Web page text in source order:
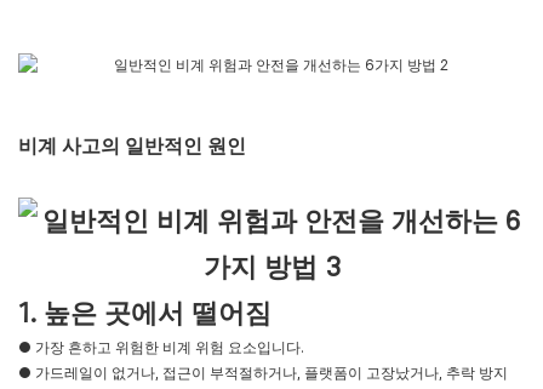
비계 사고의 일반적인 원인
1. 높은 곳에서 떨어짐
● 가장 흔하고 위험한 비계 위험 요소입니다.
● 가드레일이 없거나, 접근이 부적절하거나, 플랫폼이 고장났거나, 추락 방지